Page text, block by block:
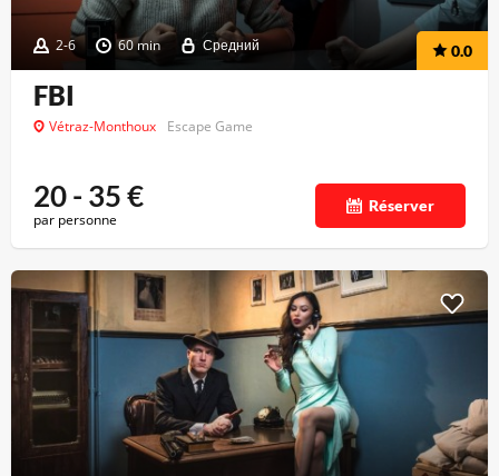
2-6 60 min Средний 0.0
FBI
Vétraz-Monthoux Escape Game
20 - 35€
par personne
Réserver